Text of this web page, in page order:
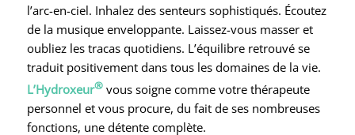
l’arc-en-ciel. Inhalez des senteurs sophistiqués. Écoutez
de la musique enveloppante. Laissez-vous masser et
oubliez les tracas quotidiens. L’équilibre retrouvé se
traduit positivement dans tous les domaines de la vie.
L’Hydroxeur®vous soigne comme votre thérapeute
personnel et vous procure, du fait de ses nombreuses
fonctions, une détente complète.